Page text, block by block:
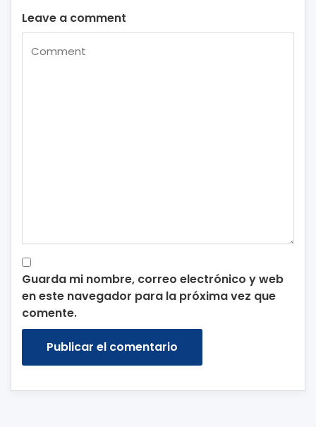
Leave a comment
Guarda mi nombre, correo electrónico y web
en este navegador para la próxima vez que
comente.